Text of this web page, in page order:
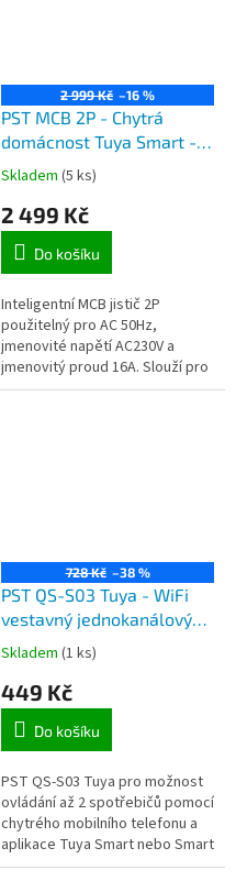
2 999 Kč –16 %
PST MCB 2P - Chytrá
domácnost Tuya Smart -
modulární jistič s Wifi
připojením, 16A, AC 230V
Skladem (5 ks)
2 499 Kč
Do košíku
Inteligentní MCB jistič 2P
použitelný pro AC 50Hz,
jmenovité napětí AC230V a
jmenovitý proud 16A. Slouží pro
dálkové spínání, vypínání a
728 Kč –38 %
PST QS-S03 Tuya - WiFi
vestavný jednokanálový
spínač pro ovládání
spotřebičů přes aplikaci
TuyaSmart v mobilním
telefonu
Skladem (1 ks)
449 Kč
Do košíku
PST QS-S03 Tuya pro možnost
ovládání až 2 spotřebičů pomocí
chytrého mobilního telefonu a
aplikace Tuya Smart nebo Smart
Life-Smart Living (podpora v